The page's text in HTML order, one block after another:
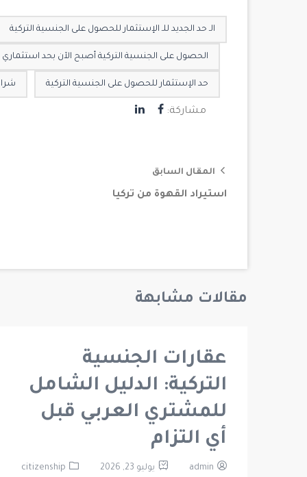
الـ حد الجديد للـ الإستثمار للحصول على الجنسية التركية
الحصول على الجنسية التركية أصبح الآن بحد استثماري يصل إلى 600 ألف
حد الإستثمار للحصول على الجنسية التركية شراء عقار
مشاركة:
المقال السابق
استيراد القهوة من تركيا
مقالات مشابهة
عقارات الجنسية
التركية: الدليل الشامل
للمشتري العربي قبل
أي التزام
admin يوليو 23, 2026 citizenship